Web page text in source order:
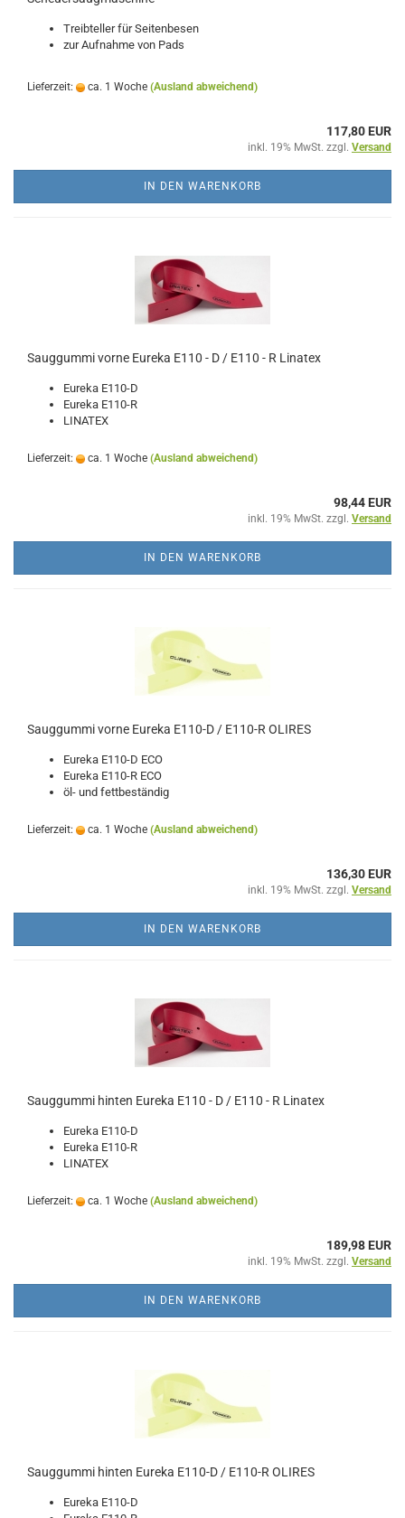
Treibteller für Seitenbesen
zur Aufnahme von Pads
Lieferzeit: ca. 1 Woche (Ausland abweichend)
117,80 EUR
inkl. 19% MwSt. zzgl. Versand
IN DEN WARENKORB
Sauggummi vorne Eureka E110 - D / E110 - R Linatex
Eureka E110-D
Eureka E110-R
LINATEX
Lieferzeit: ca. 1 Woche (Ausland abweichend)
98,44 EUR
inkl. 19% MwSt. zzgl. Versand
IN DEN WARENKORB
Sauggummi vorne Eureka E110-D / E110-R OLIRES
Eureka E110-D ECO
Eureka E110-R ECO
öl- und fettbeständig
Lieferzeit: ca. 1 Woche (Ausland abweichend)
136,30 EUR
inkl. 19% MwSt. zzgl. Versand
IN DEN WARENKORB
Sauggummi hinten Eureka E110 - D / E110 - R Linatex
Eureka E110-D
Eureka E110-R
LINATEX
Lieferzeit: ca. 1 Woche (Ausland abweichend)
189,98 EUR
inkl. 19% MwSt. zzgl. Versand
IN DEN WARENKORB
Sauggummi hinten Eureka E110-D / E110-R OLIRES
Eureka E110-D